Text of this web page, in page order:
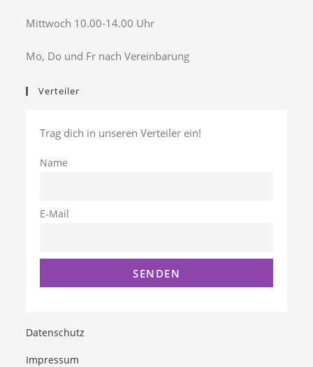
Mittwoch 10.00-14.00 Uhr
Mo, Do und Fr nach Vereinbarung
Verteiler
Trag dich in unseren Verteiler ein!
Name
E-Mail
Datenschutz
Impressum